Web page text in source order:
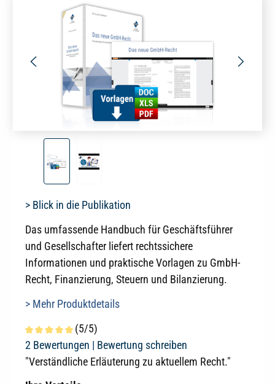
> Blick in die Publikation
Das umfassende Handbuch für Geschäftsführer
und Gesellschafter liefert rechtssichere
Informationen und praktische Vorlagen zu GmbH-
Recht, Finanzierung, Steuern und Bilanzierung.
> Mehr Produktdetails
Durchschnittliche Bewertung von 5 von 5 Sternen
(5/5)
2 Bewertungen | Bewertung schreiben
"Verständliche Erläuterung zu aktuellem Recht."